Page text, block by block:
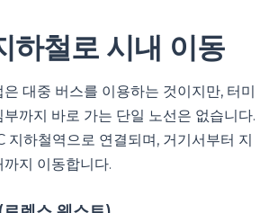
하철로 시내 이동
대중 버스를 이용하는 것이지만, 터미
까지 바로 가는 단일 노선은 없습니다.
지하철역으로 연결되며, 거기서부터 지
지 이동합니다.